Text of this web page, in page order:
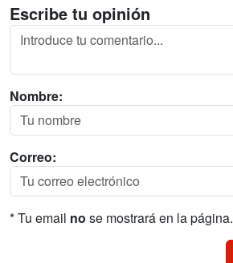
Escribe tu opinión
Nombre:
Correo:
* Tu email no se mostrará en la página.